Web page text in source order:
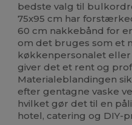
bedste valg til
75x95 cm har
60 cm nakkebånd for
om det bruges som et
køkkenpersonalet
giver det et rent og
Materialeblandingen
efter gentagne vaske
hvilket gør det til en
hotel, catering og DIY-